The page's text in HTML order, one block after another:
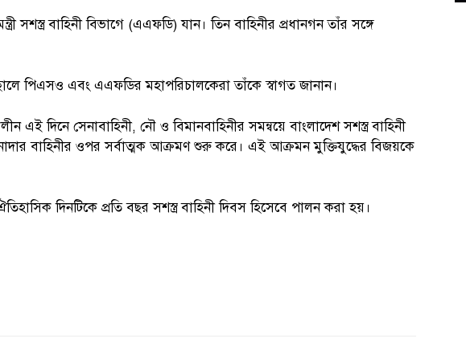
সশস্ত্র বাহিনী বিভাগে (এএফডি) যান। তিন বাহিনীর প্রধানগন তাঁর সঙ্গে
পিএসও এবং এএফডির মহাপরিচালকেরা তাঁকে স্বাগত জানান।
এই দিনে সেনাবাহিনী, নৌ ও বিমানবাহিনীর সমন্বয়ে বাংলাদেশ সশস্ত্র বাহিনী
বাহিনীর ওপর সর্বাত্মক আক্রমণ শুরু করে। এই আক্রমন মুক্তিযুদ্ধের বিজয়কে
দিনটিকে প্রতি বছর সশস্ত্র বাহিনী দিবস হিসেবে পালন করা হয়।